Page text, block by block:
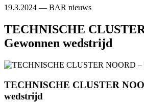
19.3.2024 — BAR nieuws
TECHNISCHE
Gewonnen wedstrijd
TECHNISCHE CLUSTER
wedstrijd